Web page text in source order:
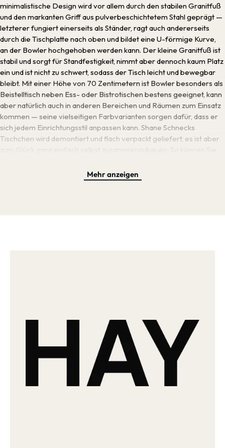
minimalistische Design wird vor allem durch den stabilen Granitfuß
und den markanten Griff aus pulverbeschichtetem Stahl geprägt —
letzterer fungiert einerseits als Ständer, ragt auch andererseits
durch die Tischplatte nach oben und bildet eine U-förmige Kurve,
an der Bowler hochgehoben werden kann. Der kleine Granitfuß ist
stabil und sorgt für Standfestigkeit, nimmt aber dennoch kaum Platz
ein und ist nicht zu schwert, sodass der Tisch leicht und bewegbar
bleibt. Mit einer Höhe von 70 Zentimetern ist Bowler besonders als
Beistelltisch neben Ess- oder Bistrotischen bestens geeignet, kann
aber natürlich auch in anderen Bereichen und Räumen zum Einsatz
kommen — seine vielseitigen Farbvarianten sorgen dafür, dass er
sich jedem Einrichtungsstil anpassen kann. Shane Schnecks
Tischchen wird demontiert und flach verpackt geliefert, es ist aber
Mehr anzeigen